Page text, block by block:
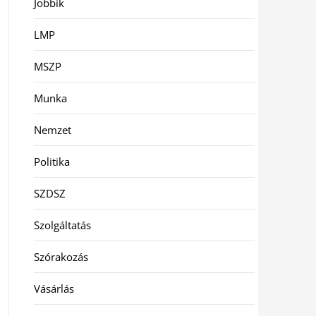
Jobbik
LMP
MSZP
Munka
Nemzet
Politika
SZDSZ
Szolgáltatás
Szórakozás
Vásárlás